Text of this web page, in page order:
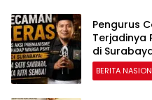
Pengurus
Terjadinya
di
BERITA